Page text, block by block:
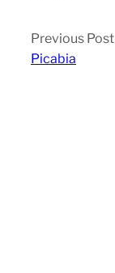
Previous Post
Picabia